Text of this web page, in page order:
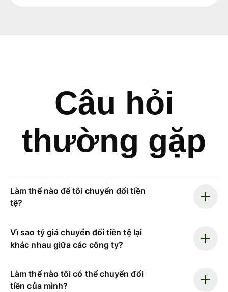
Câu hỏi
thường gặp
Làm thế nào để tôi chuyển đổi tiền
tệ?
Vì sao tỷ giá chuyển đổi tiền tệ lại
khác nhau giữa các công ty?
Làm thế nào tôi có thể chuyển đổi
tiền của mình?